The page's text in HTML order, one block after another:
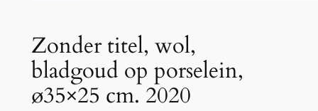
Zonder titel, wol,
bladgoud op porselein,
ø35×25 cm. 2020